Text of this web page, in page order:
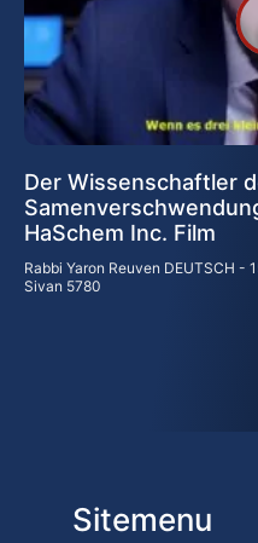
Der Wissenschaftler
HaSchem Inc. Film
Rabbi Yaron Reuven DEUTSCH
Sivan 5780
Sitemenu